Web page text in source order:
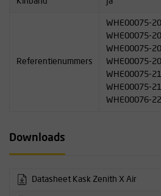
Referentienummers
WHE00075-
WHE00075-
WHE00075-
WHE00075-
WHE00075-
WHE00075-
WHE00076-
Downloads
Datasheet Kask Zenith X Air